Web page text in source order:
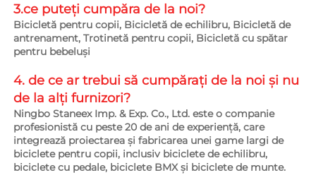
3.ce puteți cumpăra de la noi?
Bicicletă pentru copii, Bicicletă de echilibru, Bicicletă de
antrenament, Trotinetă pentru copii, Bicicletă cu spătar
pentru bebeluși
4. de ce ar trebui să cumpărați de la noi și nu
de la alți furnizori?
Ningbo Staneex Imp. & Exp. Co., Ltd. este o companie
profesionistă cu peste 20 de ani de experiență, care
integrează proiectarea și fabricarea unei game largi de
biciclete pentru copii, inclusiv biciclete de echilibru,
biciclete cu pedale, biciclete BMX și biciclete de munte.